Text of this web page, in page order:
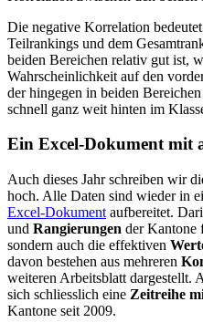
Die negative Korrelation
Teilrankings und dem
beiden Bereichen relativ gut ist,
Wahrscheinlichkeit auf den
der hingegen in beiden
schnell ganz weit hinten im
Ein Excel-Dokument mit
Auch dieses Jahr schreiben wir
hoch. Alle Daten sind wieder in
Excel-Dokument aufbereitet.
und Rangierungen der Kantone
sondern auch die effektiven
davon bestehen aus mehreren
weiteren Arbeitsblatt dargestellt.
sich schliesslich eine Zeitreihe
Kantone seit 2009.